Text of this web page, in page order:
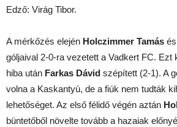
Edző: Virág Tibor.
A mérkőzés elején Holczimmer Tamás és
góljaival 2-0-ra vezetett a Vadkert FC. Ezt
hiba után Farkas Dávid szépített (2-1). A
volna a Kaskantyú, de a fiúk nem tudták
lehetőséget. Az első félidő végén aztán
büntetőből növelte tovább a hazaiak